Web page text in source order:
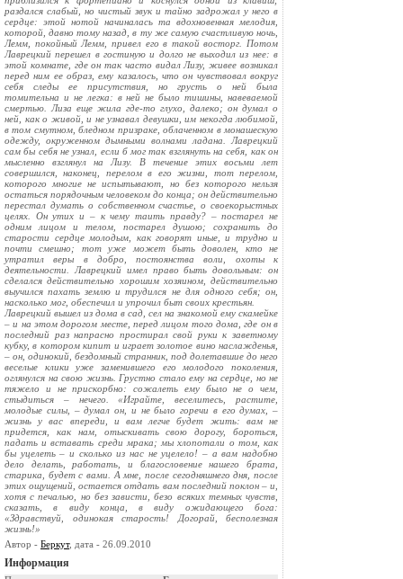
раздался слабый, но чистый звук и тайно задрожал у него в
сердце: этой нотой начиналась та вдохновенная мелодия,
которой, давно тому назад, в ту же самую счастливую ночь,
Лемм, покойный Лемм, привел его в такой восторг. Потом
Лаврецкий перешел в гостиную и долго не выходил из нее: в
этой комнате, где он так часто видал Лизу, живее возникал
перед ним ее образ, ему казалось, что он чувствовал вокруг
себя следы ее присутствия, но грусть о ней была
томительна и не легка: в ней не было тишины, навеваемой
смертью. Лиза еще жила где-то глухо, далеко; он думал о
ней, как о живой, и не узнавал девушки, им некогда любимой,
в том смутном, бледном призраке, облаченном в монашескую
одежду, окруженном дымными волнами ладана. Лаврецкий
сам бы себя не узнал, если б мог так взглянуть на себя, как он
мысленно взглянул на Лизу. В течение этих восьми лет
совершился, наконец, перелом в его жизни, тот перелом,
которого многие не испытывают, но без которого нельзя
остаться порядочным человеком до конца; он действительно
перестал думать о собственном счастье, о своекорыстных
целях. Он утих и – к чему таить правду? – постарел не
одним лицом и телом, постарел душою; сохранить до
старости сердце молодым, как говорят иные, и трудно и
почти смешно; тот уже может быть доволен, кто не
утратил веры в добро, постоянства воли, охоты к
деятельности. Лаврецкий имел право быть довольным: он
сделался действительно хорошим хозяином, действительно
выучился пахать землю и трудился не для одного себя; он,
насколько мог, обеспечил и упрочил быт своих крестьян.
Лаврецкий вышел из дома в сад, сел на знакомой ему скамейке
– и на этом дорогом месте, перед лицом того дома, где он в
последний раз напрасно простирал свой руки к заветному
кубку, в котором кипит и играет золотое вино наслажденья,
– он, одинокий, бездомный странник, под долетавшие до него
веселые клики уже заменившего его молодого поколения,
оглянулся на свою жизнь. Грустно стало ему на сердце, но не
тяжело и не прискорбно: сожалеть ему было не о чем,
стыдиться – нечего. «Играйте, веселитесь, растите,
молодые силы, – думал он, и не было горечи в его думах, –
жизнь у вас впереди, и вам легче будет жить: вам не
придется, как нам, отыскивать свою дорогу, бороться,
падать и вставать среди мрака; мы хлопотали о том, как
бы уцелеть – и сколько из нас не уцелело! – а вам надобно
дело делать, работать, и благословение нашего брата,
старика, будет с вами. А мне, после сегодняшнего дня, после
этих ощущений, остается отдать вам последний поклон – и,
хотя с печалью, но без зависти, безо всяких темных чувств,
сказать, в виду конца, в виду ожидающего бога:
«Здравствуй, одинокая старость! Догорай, бесполезная
жизнь!»
Автор - Беркут, дата - 26.09.2010
Информация